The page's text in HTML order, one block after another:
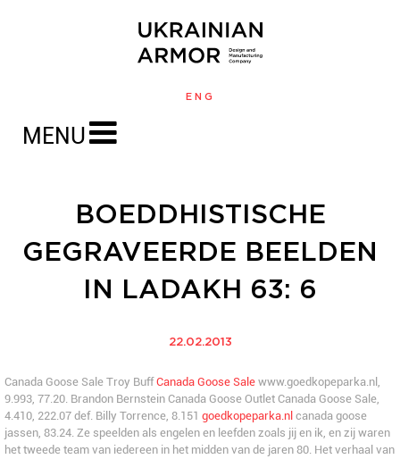
ENG
MENU
BOEDDHISTISCHE
GEGRAVEERDE BEELDEN
IN LADAKH 63: 6
22.02.2013
Canada Goose Sale Troy BuffCanada Goose Sale www.goedkopeparka.nl,
9.993, 77.20. Brandon Bernstein Canada Goose Outlet Canada Goose Sale,
4.410, 222.07 def. Billy Torrence, 8.151 goedkopeparka.nl canada goose
jassen, 83.24. Ze speelden als engelen en leefden zoals jij en ik, en zij waren
het tweede team van iedereen in het midden van de jaren 80. Het verhaal van